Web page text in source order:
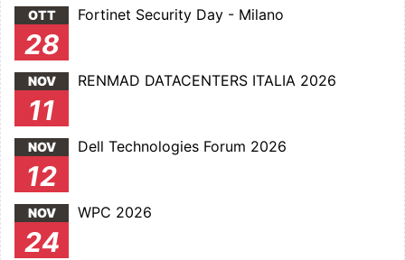
OTT
28
Fortinet Security Day - Milano
NOV
11
RENMAD DATACENTERS ITALIA 2026
NOV
12
Dell Technologies Forum 2026
NOV
24
WPC 2026